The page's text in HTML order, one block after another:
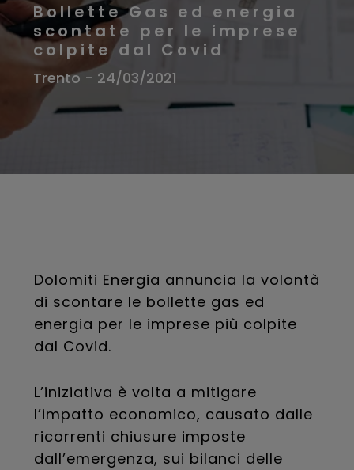
Bollette Gas ed energia
scontate per le imprese
colpite dal Covid
Trento - 24/03/2021
Dolomiti Energia annuncia la volontà
di scontare le bollette gas ed
energia per le imprese più colpite
dal Covid.
L’iniziativa è volta a mitigare
l’impatto economico, causato dalle
ricorrenti chiusure imposte
dall’emergenza, sui bilanci delle